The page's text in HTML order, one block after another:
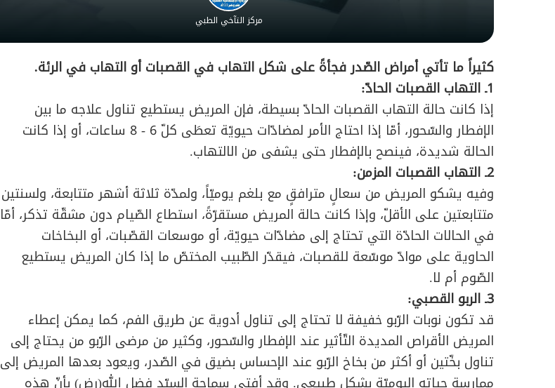
مركز التآخي الطبي
كثيراً ما تأتي أمراض الصّدر فجأةً على شكل التهاب في القصبات أو التهاب في الرئة.
1ـ التهاب القصبات الحادّ:
إذا كانت حالة التهاب القصبات الحادّ بسيطة، فإن المريض يستطيع تناول علاجه ما بين
الإفطار والسّحور، أمّا إذا احتاج الأمر لمضادّات حيويّة تعطَى كلّ 6 - 8 ساعات، أو إذا كانت
الحالة شديدة، فينصح بالإفطار حتى يشفى من الالتهاب.
2ـ التهاب القصبات المزمن:
وفيه يشكو المريض من سعالٍ مترافقٍ مع بلغم يوميّاً، ولمدّة ثلاثة أشهر متتابعة، ولسنتين
متتابعتين على الأقلّ، وإذا كانت حالة المريض مستقرّةً، استطاع الصّيام دون مشقّة تذكر، أمّا
في الحالات الحادّة التي تحتاج إلى مضادّات حيويّة، أو موسعات القصّبات، أو البخاخات
الحاوية على موادّ موسّعة للقصبات، فيقدّر الطّبيب المختصّ ما إذا كان المريض يستطيع
الصّوم أم لا.
3ـ الربو القصبي:
قد تكون نوبات الرّبو خفيفة لا تحتاج إلى تناول أدوية عن طريق الفم، كما يمكن إعطاء
المريض الأقراص المديدة التّأثير عند الإفطار والسّحور، وكثير من مرضى الرّبو من يحتاج إلى
تناول بخّتين أو أكثر من بخاخ الرّبو عند الإحساس بضيق في الصّدر، ويعود بعدها المريض إلى
ممارسة حياته اليوميّة بشكل طبيعي. وقد أفتى سماحة السيّد فضل الله(رض) بأنّ هذه